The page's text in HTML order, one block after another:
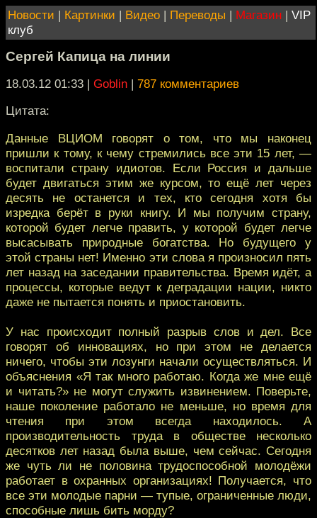
Новости | Картинки | Видео | Переводы | Магазин | VIP
клуб
Сергей Капица на линии
18.03.12 01:33 | Goblin | 787 комментариев
Цитата:
Данные ВЦИОМ говорят о том, что мы наконец
пришли к тому, к чему стремились все эти 15 лет, —
воспитали страну идиотов. Если Россия и дальше
будет двигаться этим же курсом, то ещё лет через
десять не останется и тех, кто сегодня хотя бы
изредка берёт в руки книгу. И мы получим страну,
которой будет легче править, у которой будет легче
высасывать природные богатства. Но будущего у
этой страны нет! Именно эти слова я произносил пять
лет назад на заседании правительства. Время идёт, а
процессы, которые ведут к деградации нации, никто
даже не пытается понять и приостановить.
У нас происходит полный разрыв слов и дел. Все
говорят об инновациях, но при этом не делается
ничего, чтобы эти лозунги начали осуществляться. И
объяснения «Я так много работаю. Когда же мне ещё
и читать?» не могут служить извинением. Поверьте,
наше поколение работало не меньше, но время для
чтения при этом всегда находилось. А
производительность труда в обществе несколько
десятков лет назад была выше, чем сейчас. Сегодня
же чуть ли не половина трудоспособной молодёжи
работает в охранных организациях! Получается, что
все эти молодые парни — тупые, ограниченные люди,
способные лишь бить морду?